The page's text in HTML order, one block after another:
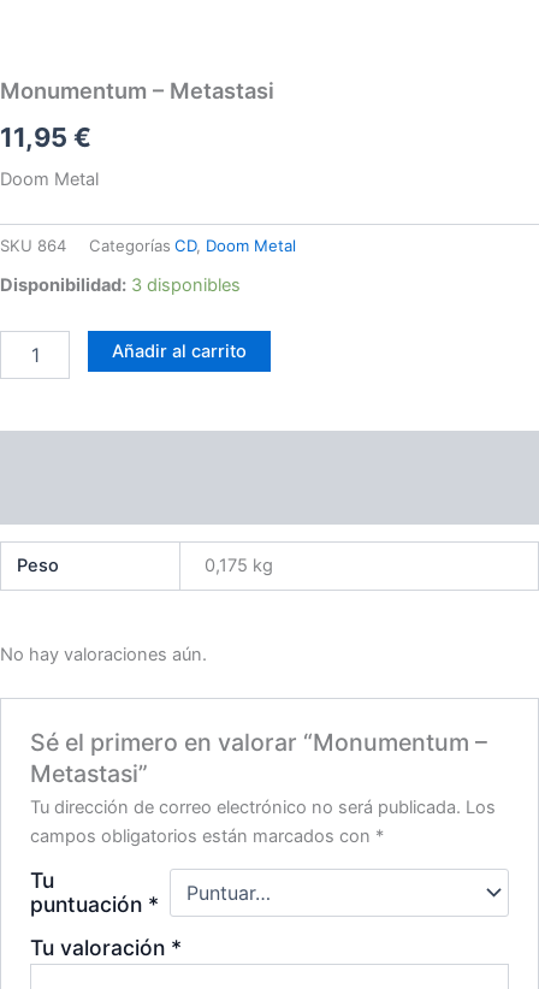
Monumentum – Metastasi
11,95 €
Doom Metal
SKU 864 Categorías CD, Doom Metal
Disponibilidad: 3 disponibles
Añadir al carrito
Peso 0,175 kg
No hay valoraciones aún.
Sé el primero en valorar “Monumentum –
Metastasi”
Tu dirección de correo electrónico no será publicada. Los
campos obligatorios están marcados con *
Tu
puntuación *
Tu valoración *